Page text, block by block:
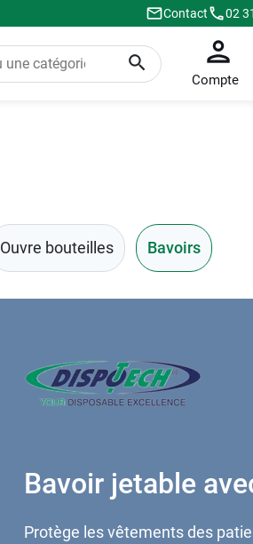
Contact 02
Compte
Ouvre bouteilles Bavoirs
Bavoir jetable
Protège les vêtements des